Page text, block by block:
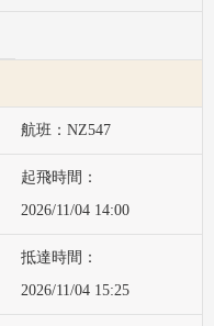
NZ547
2026/11/04 14:00
2026/11/04 15:25